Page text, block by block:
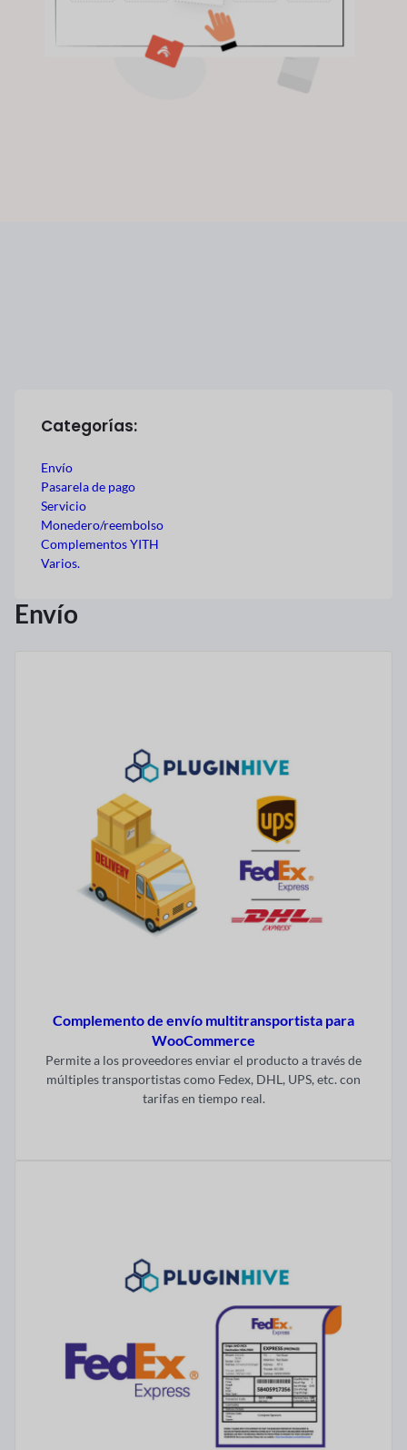
Categorías:
Envío
Pasarela de pago
Servicio
Monedero/reembolso
Complementos YITH
Varios.
Envío
Complemento de envío multitransportista para
WooCommerce
Permite a los proveedores enviar el producto a través de
múltiples transportistas como Fedex, DHL, UPS, etc. con
tarifas en tiempo real.